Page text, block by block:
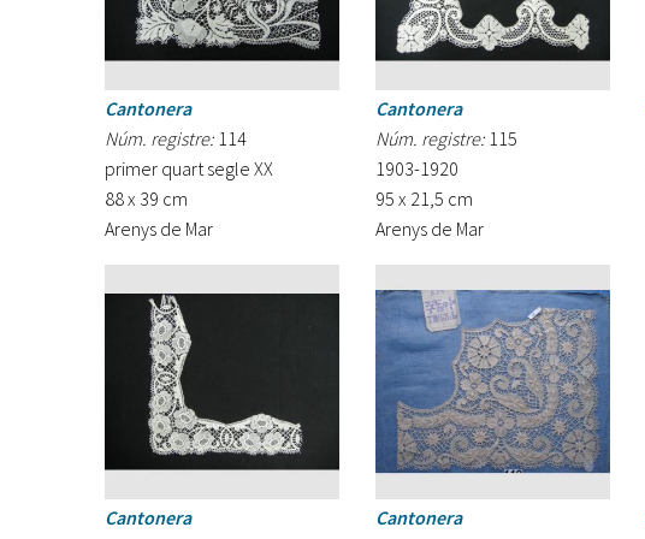
Cantonera
Núm. registre: 114
primer quart segle XX
88 x 39 cm
Arenys de Mar
Cantonera
Núm. registre: 115
1903-1920
95 x 21,5 cm
Arenys de Mar
Cantonera
Cantonera